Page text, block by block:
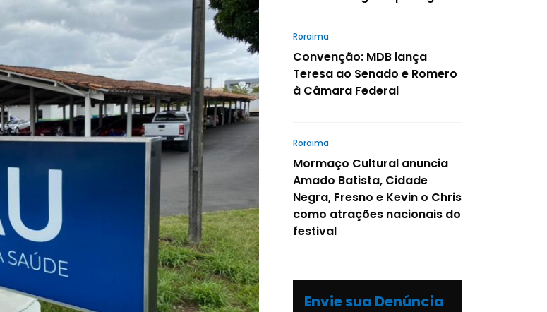
Roraima
Convenção: MDB lança
Teresa ao Senado e Romero
à Câmara Federal
Roraima
Mormaço Cultural anuncia
Amado Batista, Cidade
Negra, Fresno e Kevin o Chris
como atrações nacionais do
festival
Envie sua Denúncia